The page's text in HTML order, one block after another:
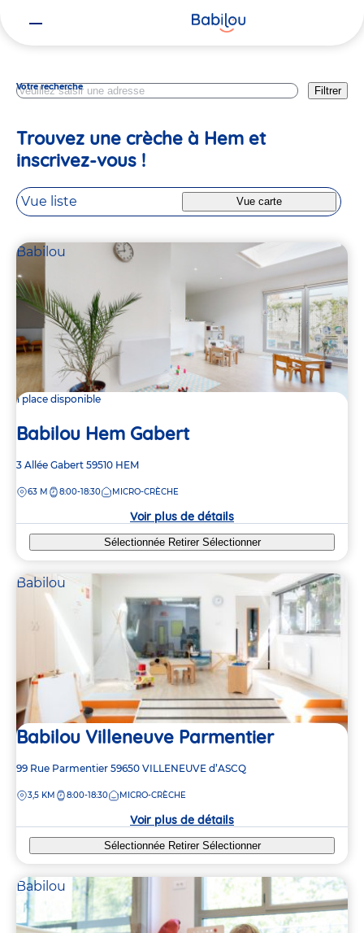
Votre recherche Filtrer
Trouvez une crèche à Hem et
inscrivez-vous !
Vue liste Vue carte
Babilou
1 place disponible
Babilou Hem Gabert
Adresse
la
3 Allée Gabert 59510 HEM
DISTANCE
63 M 8:00-18:30 MICRO-CRÈCHE
Voir plus de détails
Sélectionnée Retirer Sélectionner
Babilou
Babilou Villeneuve Parmentier
Adresse
la
99 Rue Parmentier 59650 VILLENEUVE d’ASCQ
DISTANCE
3,5 KM 8:00-18:30 MICRO-CRÈCHE
Voir plus de détails
Sélectionnée Retirer Sélectionner
Babilou